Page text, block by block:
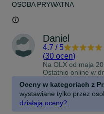
OSOBA PRYWATNA
Daniel
4.7 / 5
(30 ocen)
Na OLX od maja
Ostatnio online w
Oceny w kategoriach z
wystawiane tylko przez
działają oceny?